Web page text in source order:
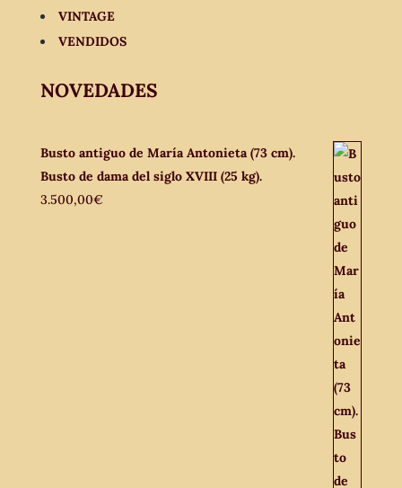
VINTAGE
VENDIDOS
NOVEDADES
Busto antiguo de María Antonieta (73 cm).
Busto de dama del siglo XVIII (25 kg).
3.500,00€